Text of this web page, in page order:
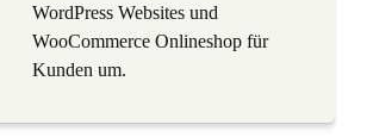
WordPress Websites und
WooCommerce Onlineshop für
Kunden um.